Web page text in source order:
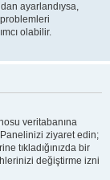
ayarlandıysa,
olabilir.
veritabanına
Panelinizi ziyaret edin;
tıkladığınızda bir
değiştirme izni